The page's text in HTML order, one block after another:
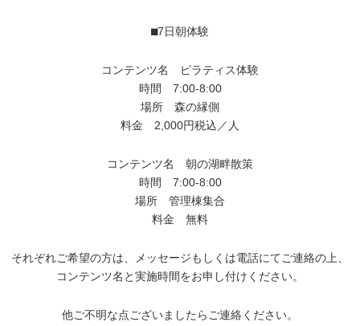
⬛︎7日朝体験
コンテンツ名 ピラティス体験
時間 7:00-8:00
場所 森の縁側
料金 2,000円税込／人
コンテンツ名 朝の湖畔散策
時間 7:00-8:00
場所 管理棟集合
料金 無料
それぞれご希望の方は、メッセージもしくは電話にてご連絡の上、
コンテンツ名と実施時間をお申し付けください。
他ご不明な点ございましたらご連絡ください。